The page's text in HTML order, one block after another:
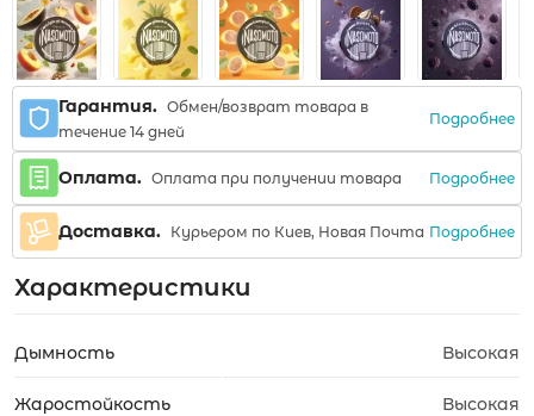
Гарантия. Обмен/возврат товара в
течение 14 дней
Подробнее
Оплата. Оплата при получении товара Подробнее
Доставка. Курьером по Киев, Новая Почта Подробнее
Характеристики
Дымность Высокая
Жаростойкость Высокая